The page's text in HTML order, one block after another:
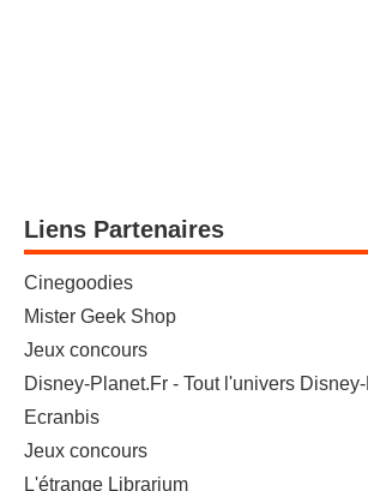
Liens Partenaires
Cinegoodies
Mister Geek Shop
Jeux concours
Disney-Planet.Fr - Tout l'univers
Ecranbis
Jeux concours
L'étrange Librarium